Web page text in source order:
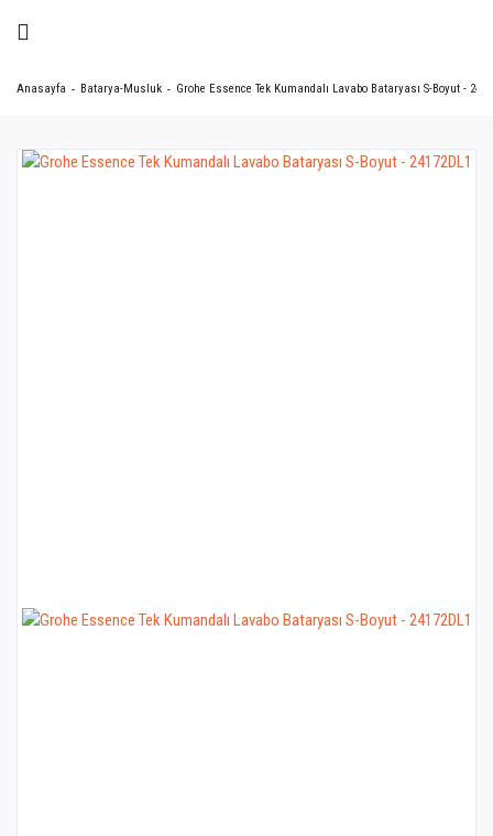
Anasayfa Batarya-Musluk Grohe Essence Tek Kumandalı Lavabo Bataryası S-Boyut -